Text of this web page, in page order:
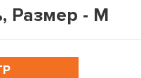
Размер - M